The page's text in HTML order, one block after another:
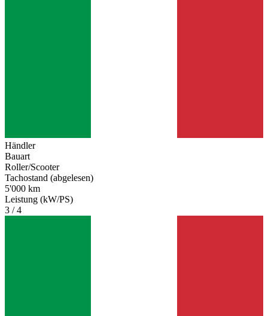
Händler
Bauart
Roller/Scooter
Tachostand (abgelesen)
5'000 km
Leistung (kW/PS)
3 / 4